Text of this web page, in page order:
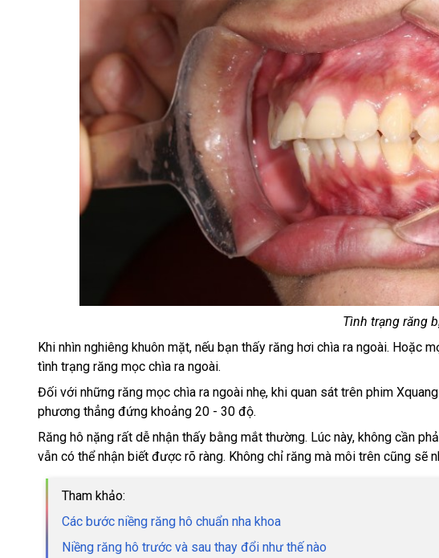
Tình trạng răng
Khi nhìn nghiêng khuôn mặt, nếu bạn thấy răng hơi chìa ra ngoài. Hoặc
tình trạng răng mọc chìa ra ngoài.
Đối với những răng mọc chìa ra ngoài nhẹ, khi quan sát trên phim
phương thẳng đứng khoảng 20 - 30 độ.
Răng hô nặng rất dễ nhận thấy bằng mắt thường. Lúc này, không cần
vẫn có thể nhận biết được rõ ràng. Không chỉ răng mà môi trên cũng sẽ
Tham khảo:
Các bước niềng răng hô chuẩn nha khoa
Niềng răng hô trước và sau thay đổi như thế nào